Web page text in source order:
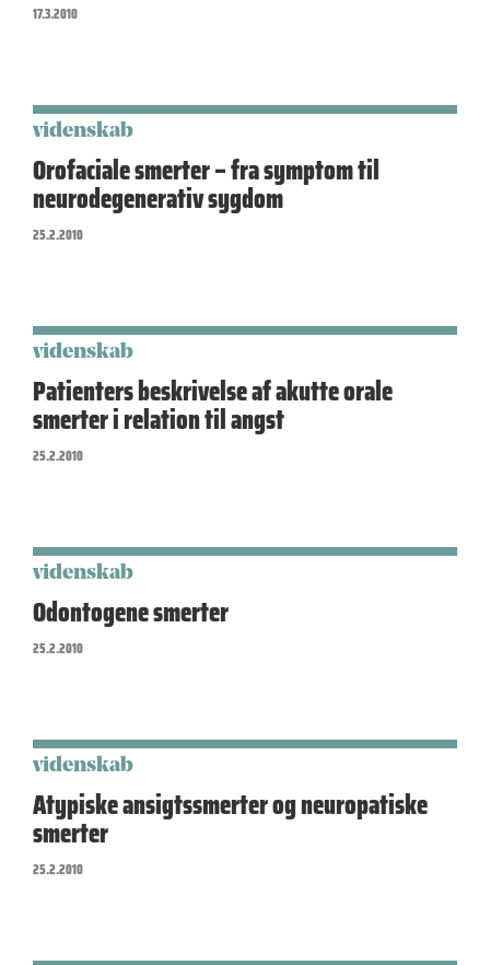
17.3.2010
videnskab
Orofaciale smerter – fra symptom til
neurodegenerativ sygdom
25.2.2010
videnskab
Patienters beskrivelse af akutte orale
smerter i relation til angst
25.2.2010
videnskab
Odontogene smerter
25.2.2010
videnskab
Atypiske ansigtssmerter og neuropatiske
smerter
25.2.2010